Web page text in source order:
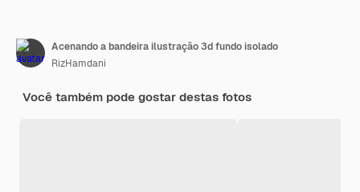
Acenando a bandeira ilustração 3d fundo isolado
RizHamdani
Você também pode gostar destas fotos